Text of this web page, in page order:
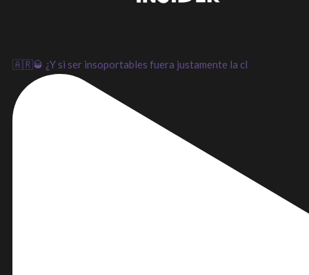
🇦🇷🥃 ¿Y si ser insoportables fuera justamente la cl